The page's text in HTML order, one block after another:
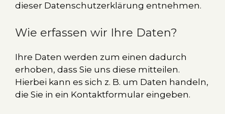
dieser Datenschutzerklärung entnehmen.
Wie erfassen wir Ihre Daten?
Ihre Daten werden zum einen dadurch
erhoben, dass Sie uns diese mitteilen.
Hierbei kann es sich z. B. um Daten handeln,
die Sie in ein Kontaktformular eingeben.